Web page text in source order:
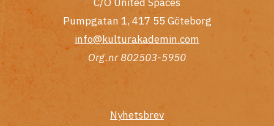
Pumpgatan 1, 417 55 Göteborg
info@kulturakademin.com
Org.nr 802503-5950
Nyhetsbrev